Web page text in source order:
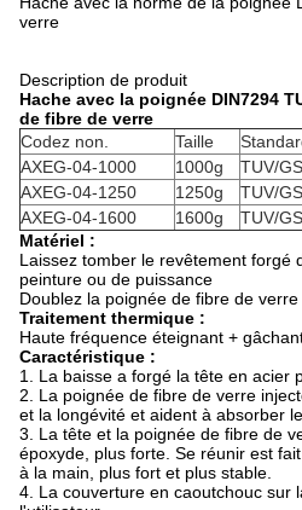
verre
Description de produit
Hache avec la poignée DIN7294
de fibre de verre
Codez non.
Taille
AXEG-04-1000
1000g TUV/
AXEG-04-1250
1250g TUV/
AXEG-04-1600
1600g TUV/
Matériel :
Laissez tomber le revêtement forgé
peinture ou de puissance
Doublez la poignée de fibre de
Traitement thermique :
Haute fréquence éteignant +
Caractéristique :
1. La baisse a forgé la tête en acier
2. La poignée de fibre de verre
et la longévité et aident à absorber
3. La tête et la poignée de fibre de
époxyde, plus forte. Se réunir est
à la main, plus fort et plus stable.
4. La couverture en caoutchouc sur